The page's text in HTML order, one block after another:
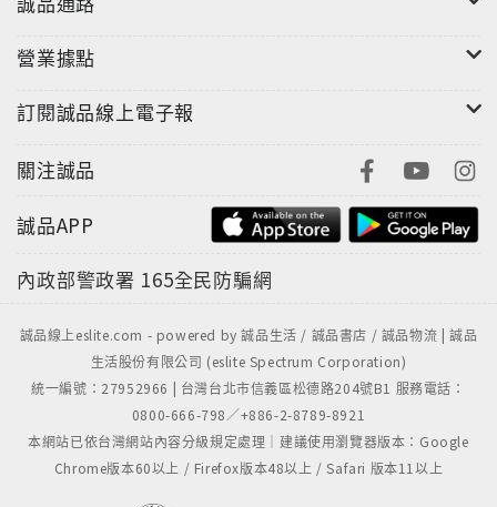
營業據點
訂閱誠品線上電子報
關注誠品
誠品APP
內政部警政署 165全民防騙網
誠品線上eslite.com - powered by 誠品生活 / 誠品書店 / 誠品物流 | 誠品
生活股份有限公司 (eslite Spectrum Corporation)
統一編號：27952966 | 台灣台北市信義區松德路204號B1 服務電話：
0800-666-798／+886-2-8789-8921
本網站已依台灣網站內容分級規定處理｜建議使用瀏覽器版本：Google
Chrome版本60以上 / Firefox版本48以上 / Safari 版本11以上